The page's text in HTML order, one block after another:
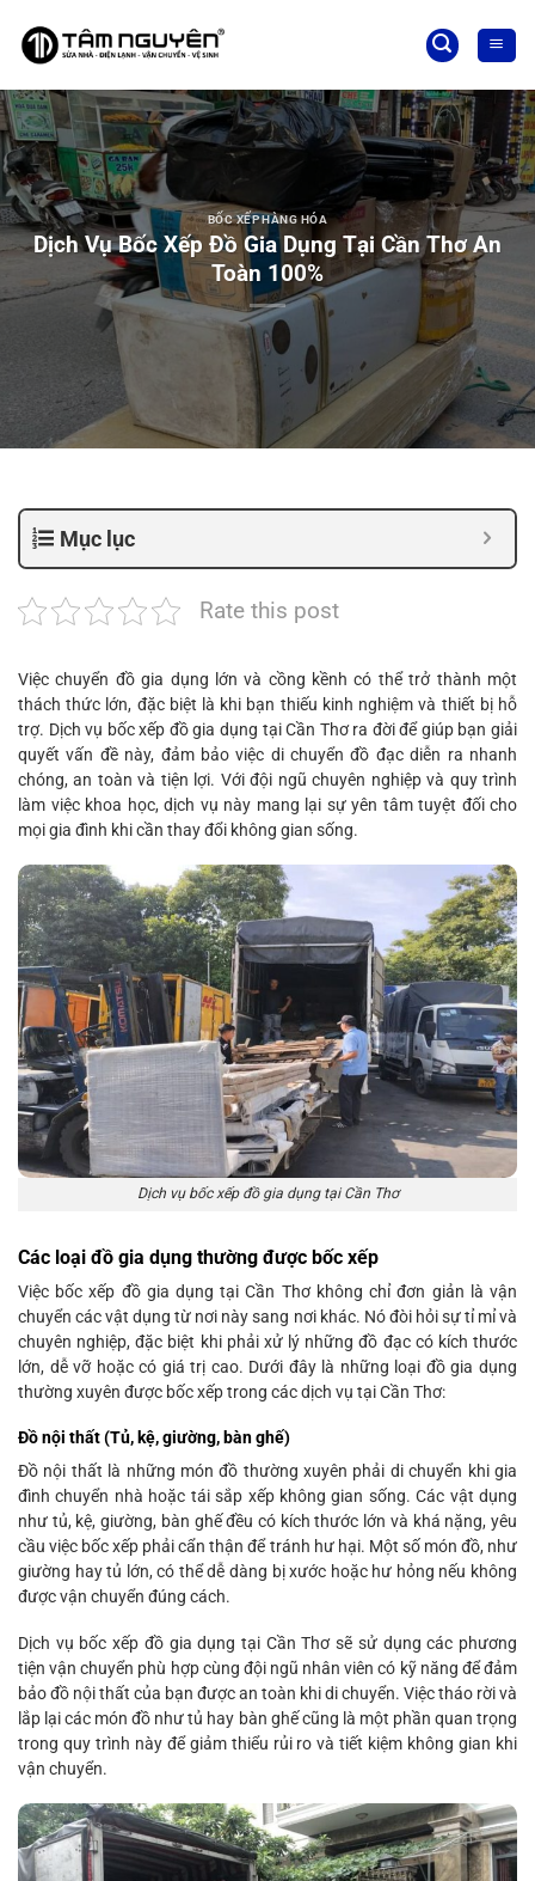
qua
dung
BỐC XẾP HÀNG HÓA
Dịch Vụ Bốc Xếp Đồ Gia Dụng Tại Cần Thơ An
Toàn 100%
Mục lục
Rate this post
Việc chuyển đồ gia dụng lớn và cồng kềnh có thể trở thành một
thách thức lớn, đặc biệt là khi bạn thiếu kinh nghiệm và thiết bị hỗ
trợ. Dịch vụ bốc xếp đồ gia dụng tại Cần Thơ ra đời để giúp bạn giải
quyết vấn đề này, đảm bảo việc di chuyển đồ đạc diễn ra nhanh
chóng, an toàn và tiện lợi. Với đội ngũ chuyên nghiệp và quy trình
làm việc khoa học, dịch vụ này mang lại sự yên tâm tuyệt đối cho
mọi gia đình khi cần thay đổi không gian sống.
Dịch vụ bốc xếp đồ gia dụng tại Cần Thơ
Các loại đồ gia dụng thường được bốc xếp
Việc bốc xếp đồ gia dụng tại Cần Thơ không chỉ đơn giản là vận
chuyển các vật dụng từ nơi này sang nơi khác. Nó đòi hỏi sự tỉ mỉ và
chuyên nghiệp, đặc biệt khi phải xử lý những đồ đạc có kích thước
lớn, dễ vỡ hoặc có giá trị cao. Dưới đây là những loại đồ gia dụng
thường xuyên được bốc xếp trong các dịch vụ tại Cần Thơ:
Đồ nội thất (Tủ, kệ, giường, bàn ghế)
Đồ nội thất là những món đồ thường xuyên phải di chuyển khi gia
đình chuyển nhà hoặc tái sắp xếp không gian sống. Các vật dụng
như tủ, kệ, giường, bàn ghế đều có kích thước lớn và khá nặng, yêu
cầu việc bốc xếp phải cẩn thận để tránh hư hại. Một số món đồ, như
giường hay tủ lớn, có thể dễ dàng bị xước hoặc hư hỏng nếu không
được vận chuyển đúng cách.
Dịch vụ bốc xếp đồ gia dụng tại Cần Thơ sẽ sử dụng các phương
tiện vận chuyển phù hợp cùng đội ngũ nhân viên có kỹ năng để đảm
bảo đồ nội thất của bạn được an toàn khi di chuyển. Việc tháo rời và
lắp lại các món đồ như tủ hay bàn ghế cũng là một phần quan trọng
trong quy trình này để giảm thiểu rủi ro và tiết kiệm không gian khi
vận chuyển.